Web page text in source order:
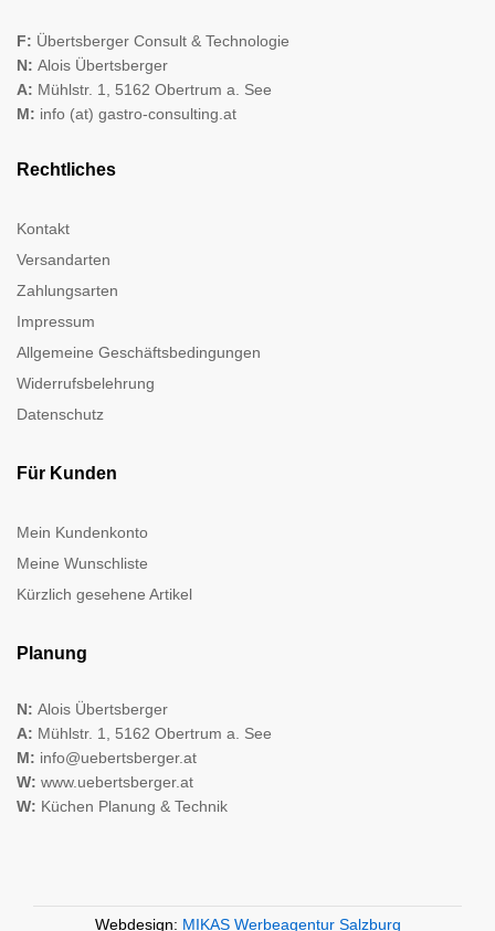
F: Übertsberger Consult & Technologie
N: Alois Übertsberger
A: Mühlstr. 1, 5162 Obertrum a. See
M: info (at) gastro-consulting.at
Rechtliches
Kontakt
Versandarten
Zahlungsarten
Impressum
Allgemeine Geschäftsbedingungen
Widerrufsbelehrung
Datenschutz
Für Kunden
Mein Kundenkonto
Meine Wunschliste
Kürzlich gesehene Artikel
Planung
N: Alois Übertsberger
A: Mühlstr. 1, 5162 Obertrum a. See
M: info@uebertsberger.at
W: www.uebertsberger.at
W: Küchen Planung & Technik
Webdesign: MIKAS Werbeagentur Salzburg